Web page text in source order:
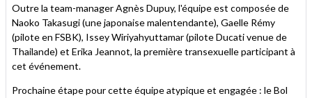
Outre la team-manager Agnès Dupuy, l'équipe est composée de
Naoko Takasugi (une japonaise malentendante), Gaelle Rémy
(pilote en FSBK), Issey Wiriyahyuttamar (pilote Ducati venue de
Thailande) et Erika Jeannot, la première transexuelle participant à
cet événement.
Prochaine étape pour cette équipe atypique et engagée : le Bol